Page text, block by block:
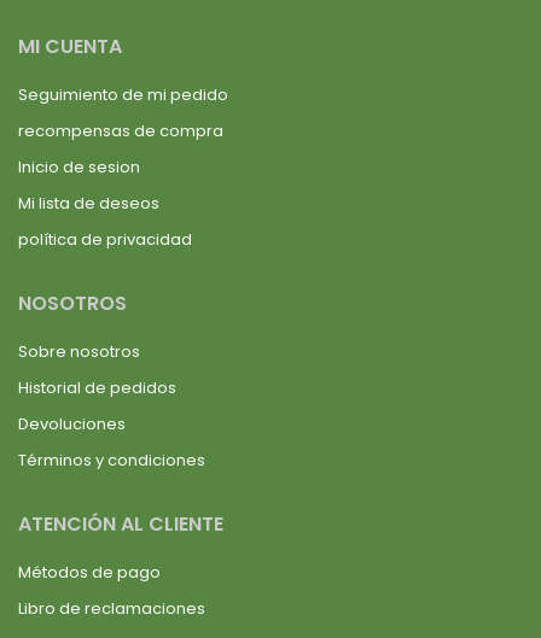
MI CUENTA
Seguimiento de mi pedido
recompensas de compra
Inicio de sesion
Mi lista de deseos
política de privacidad
NOSOTROS
Sobre nosotros
Historial de pedidos
Devoluciones
Términos y condiciones
ATENCIÓN AL CLIENTE
Métodos de pago
Libro de reclamaciones